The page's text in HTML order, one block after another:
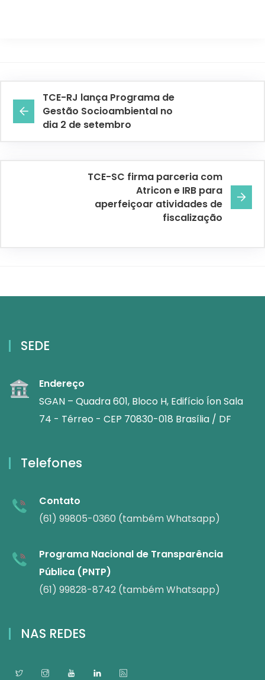
TCE-RJ lança Programa de
Gestão Socioambiental no
dia 2 de setembro
TCE-SC firma parceria com
Atricon e IRB para
aperfeiçoar atividades de
fiscalização
SEDE
Endereço
SGAN – Quadra 601, Bloco H, Edifício Íon Sala
74 - Térreo - CEP 70830-018 Brasília / DF
Telefones
Contato
(61) 99805-0360 (também Whatsapp)
Programa Nacional de Transparência
Pública (PNTP)
(61) 99828-8742 (também Whatsapp)
NAS REDES